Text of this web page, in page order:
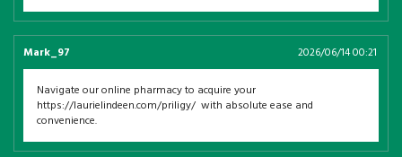
Mark_97 2026/06/14 00:21
Navigate our online pharmacy to acquire your
https://laurielindeen.com/priligy/ with absolute ease and
convenience.